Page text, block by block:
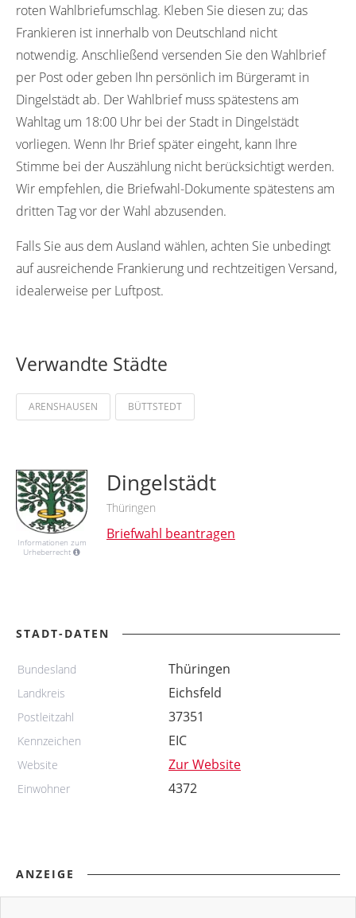
roten Wahlbriefumschlag. Kleben Sie diesen zu; das
Frankieren ist innerhalb von Deutschland nicht
notwendig. Anschließend versenden Sie den Wahlbrief
per Post oder geben Ihn persönlich im Bürgeramt in
Dingelstädt ab. Der Wahlbrief muss spätestens am
Wahltag um 18:00 Uhr bei der Stadt in Dingelstädt
vorliegen. Wenn Ihr Brief später eingeht, kann Ihre
Stimme bei der Auszählung nicht berücksichtigt werden.
Wir empfehlen, die Briefwahl-Dokumente spätestens am
dritten Tag vor der Wahl abzusenden.
Falls Sie aus dem Ausland wählen, achten Sie unbedingt
auf ausreichende Frankierung und rechtzeitigen Versand,
idealerweise per Luftpost.
Verwandte Städte
ARENSHAUSEN BÜTTSTEDT
Informationen zum
Urheberrecht
Dingelstädt
Thüringen
Briefwahl beantragen
STADT-DATEN
Bundesland Thüringen
Landkreis Eichsfeld
Postleitzahl 37351
Kennzeichen EIC
Website Zur Website
Einwohner 4372
ANZEIGE